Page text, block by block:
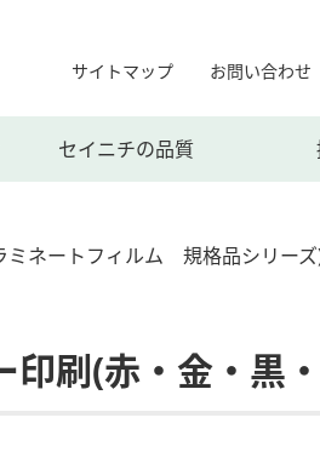
サイトマップ お問い合わせ
セイニチの品質
ミネートフィルム 規格品シリー
刷(赤・金・黒